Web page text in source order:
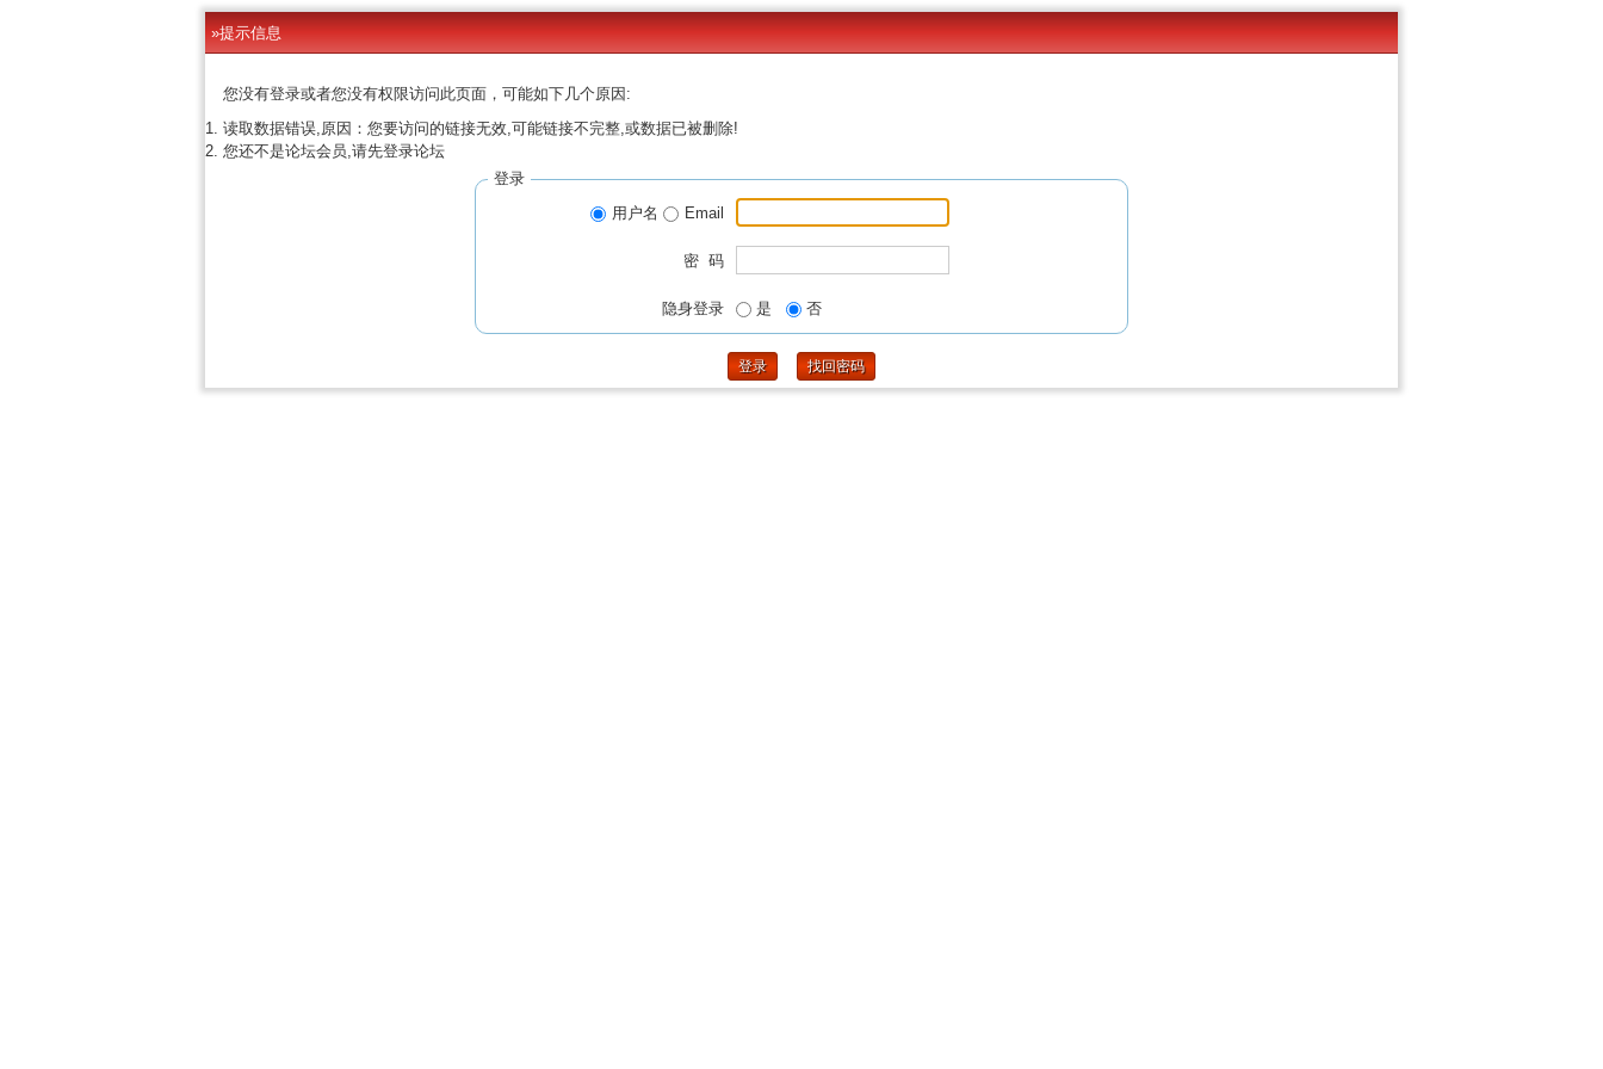
»提示信息
您没有登录或者您没有权限访问此页面，可能如下几个原因:
读取数据错误,原因：您要访问的链接无效,可能链接不完整,或数据已被删除!
您还不是论坛会员,请先登录论坛
登录
用户名
Email
密 码
隐身登录 是 否